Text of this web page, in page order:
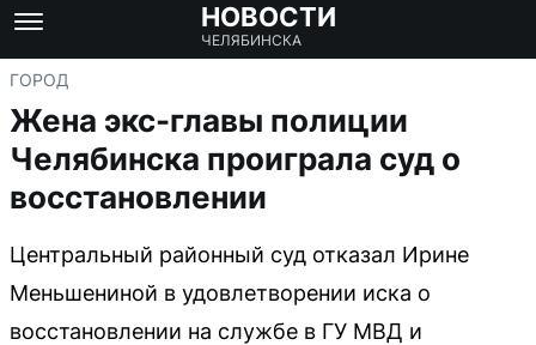
НОВОСТИ
ЧЕЛЯБИНСКА
ГОРОД
Жена экс-главы полиции
Челябинска проиграла суд о
восстановлении
Центральный районный суд отказал Ирине
Меньшениной в удовлетворении иска о
восстановлении на службе в ГУ МВД и